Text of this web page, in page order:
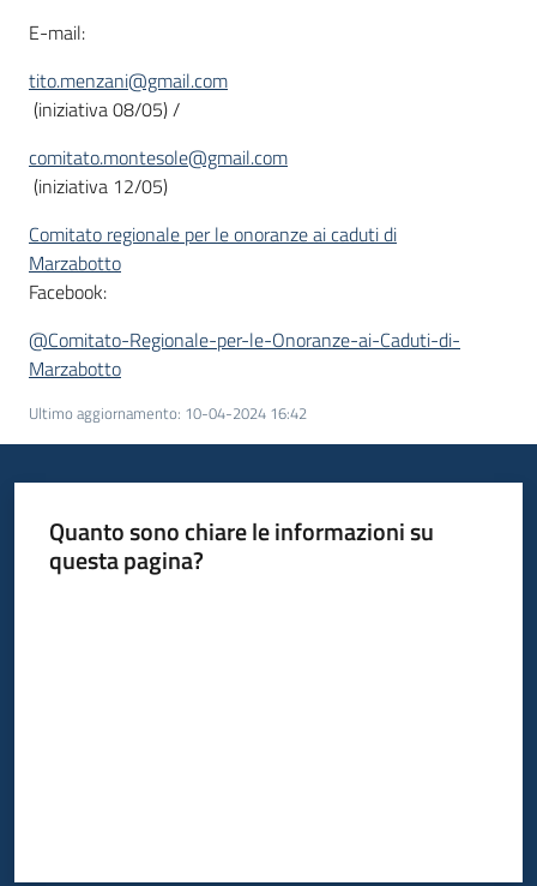
E-mail:
tito.menzani@gmail.com
(iniziativa 08/05) /
comitato.montesole@gmail.com
(iniziativa 12/05)
Comitato regionale per le onoranze ai caduti di
Marzabotto
Facebook:
@Comitato-Regionale-per-le-Onoranze-ai-Caduti-di-
Marzabotto
Ultimo aggiornamento: 10-04-2024 16:42
Quanto sono chiare le informazioni su
questa pagina?